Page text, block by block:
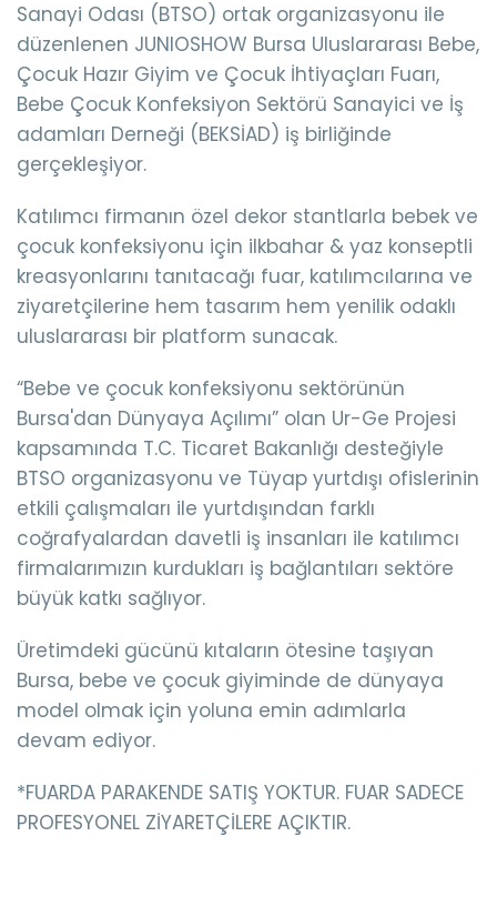
Sanayi Odası (BTSO) ortak organizasyonu ile
düzenlenen JUNIOSHOW Bursa Uluslararası Bebe,
Çocuk Hazır Giyim ve Çocuk İhtiyaçları Fuarı,
Bebe Çocuk Konfeksiyon Sektörü Sanayici ve İş
adamları Derneği (BEKSİAD) iş birliğinde
gerçekleşiyor.
Katılımcı firmanın özel dekor stantlarla bebek ve
çocuk konfeksiyonu için ilkbahar & yaz konseptli
kreasyonlarını tanıtacağı fuar, katılımcılarına ve
ziyaretçilerine hem tasarım hem yenilik odaklı
uluslararası bir platform sunacak.
“Bebe ve çocuk konfeksiyonu sektörünün
Bursa'dan Dünyaya Açılımı” olan Ur-Ge Projesi
kapsamında T.C. Ticaret Bakanlığı desteğiyle
BTSO organizasyonu ve Tüyap yurtdışı ofislerinin
etkili çalışmaları ile yurtdışından farklı
coğrafyalardan davetli iş insanları ile katılımcı
firmalarımızın kurdukları iş bağlantıları sektöre
büyük katkı sağlıyor.
Üretimdeki gücünü kıtaların ötesine taşıyan
Bursa, bebe ve çocuk giyiminde de dünyaya
model olmak için yoluna emin adımlarla
devam ediyor.
*FUARDA PARAKENDE SATIŞ YOKTUR. FUAR SADECE
PROFESYONEL ZİYARETÇİLERE AÇIKTIR.